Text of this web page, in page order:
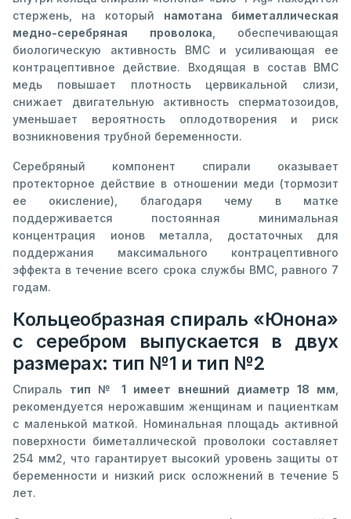
стержень, на который намотана биметаллическая
медно-серебряная проволока , обеспечивающая
биологическую активность ВМС и усиливающая ее
контрацептивное действие. Входящая в состав ВМС
медь повышает плотность цервикальной слизи,
снижает двигательную активность сперматозоидов,
уменьшает вероятность оплодотворения и риск
возникновения трубной беременности.
Серебряный компонент спирали оказывает
протекторное действие в отношении меди (тормозит
ее окисление), благодаря чему в матке
поддерживается постоянная минимальная
концентрация ионов металла, достаточных для
поддержания максимального контрацептивного
эффекта в течение всего срока службы ВМС, равного 7
годам.
Кольцеобразная спираль «Юнона»
с серебром выпускается в двух
размерах: тип №1 и тип №2
Спираль тип № 1 имеет внешний диаметр 18 мм
рекомендуется нерожавшим женщинам и пациенткам
с маленькой маткой. Номинальная площадь активной
поверхности биметаллической проволоки составляет
254 мм2, что гарантирует высокий уровень защиты от
беременности и низкий риск осложнений в течение 5
лет.